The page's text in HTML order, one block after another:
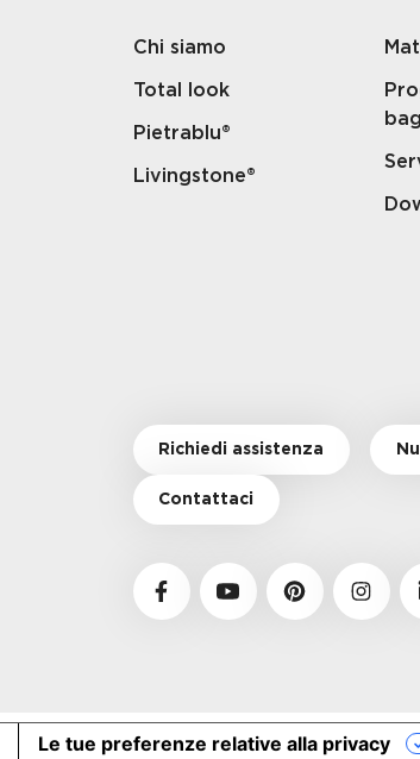
Chi siamo
Total look
Pietrablu®
Livingstone®
Richiedi assistenza
Contattaci
Le tue preferenze relative alla privacy